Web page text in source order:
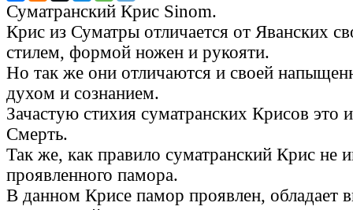
Суматранский Крис Sinom.
Крис из Суматры отличается от Яванских
стилем, формой ножен и рукояти.
Но так же они отличаются и своей
духом и сознанием.
Зачастую стихия суматранских Крисов это
Смерть.
Так же, как правило суматранский Крис не
проявленного памора.
В данном Крисе памор проявлен, обладает